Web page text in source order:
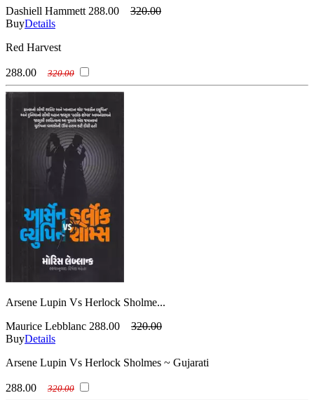
Dashiell Hammett 288.00
320.00
BuyDetails
Red Harvest
288.00 320.00
Arsene Lupin Vs Herlock Sholme...
Maurice Lebblanc 288.00
320.00
BuyDetails
Arsene Lupin Vs Herlock Sholmes ~ Gujarati
288.00 320.00